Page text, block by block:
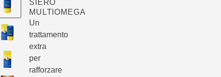
SIERO
MULTIOMEGA
Un
trattamento
extra
per
rafforzare